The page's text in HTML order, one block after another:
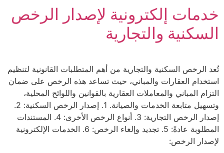
خدمات إلكترونية لإصدار الرخص
السكنية والتجارية
تُعد الرخص السكنية والتجارية من أهم المتطلبات القانونية لتنظيم
استخدام العقارات والمباني، حيث تساعد هذه الرخص على ضمان
التزام المباني والمعاملات العقارية بالقوانين واللوائح المحلية،
وتسهيل متابعة الخدمات والصيانة. 1. إصدار الرخص السكنية: 2.
إصدار الرخص التجارية: 3. أنواع الرخص الأخرى: 4. المستندات
المطلوبة عادةً: 5. تجديد وإلغاء الرخص: 6. الخدمات الإلكترونية
لإصدار الرخص: